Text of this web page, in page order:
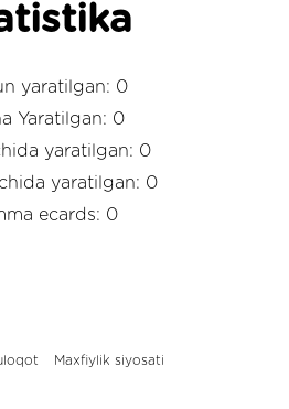
yaratilgan: 0
Yaratilgan: 0
yaratilgan: 0
yaratilgan: 0
ecards: 0
Maxfiylik siyosati